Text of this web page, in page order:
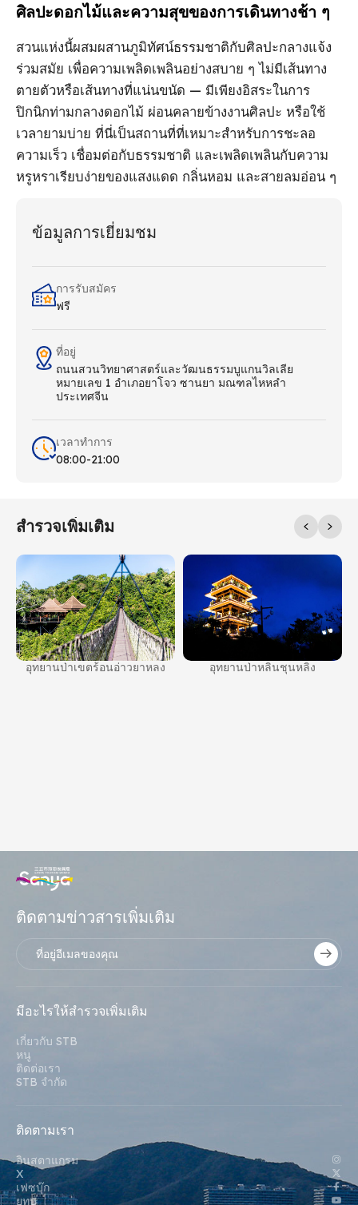
ศิลปะดอกไม้และความสุขของการเดินทางช้า ๆ
สวนแห่งนี้ผสมผสานภูมิทัศน์ธรรมชาติกับศิลปะกลางแจ้ง
ร่วมสมัย เพื่อความเพลิดเพลินอย่างสบาย ๆ ไม่มีเส้นทาง
ตายตัวหรือเส้นทางที่แน่นขนัด — มีเพียงอิสระในการ
ปิกนิกท่ามกลางดอกไม้ ผ่อนคลายข้างงานศิลปะ หรือใช้
เวลายามบ่าย ที่นี่เป็นสถานที่ที่เหมาะสําหรับการชะลอ
ความเร็ว เชื่อมต่อกับธรรมชาติ และเพลิดเพลินกับความ
หรูหราเรียบง่ายของแสงแดด กลิ่นหอม และสายลมอ่อน ๆ
ข้อมูลการเยี่ยมชม
การรับสมัคร
ฟรี
ที่อยู่
ถนนสวนวิทยาศาสตร์และวัฒนธรรมบูแกนวิลเลีย
หมายเลข 1 อําเภอยาโจว ซานยา มณฑลไหหลํา
ประเทศจีน
เวลาทําการ
08:00-21:00
สํารวจเพิ่มเติม
อุทยานป่าเขตร้อนอ่าวยาหลง อุทยานป่าหลินชุนหลิง
ติดตามข่าวสารเพิ่มเติม
มีอะไรให้สํารวจเพิ่มเติม
เกี่ยวกับ STB
หนู
ติดต่อเรา
STB จํากัด
ติดตามเรา
อินสตาแกรม
X
เฟซบุ๊ก
ยูทูบ